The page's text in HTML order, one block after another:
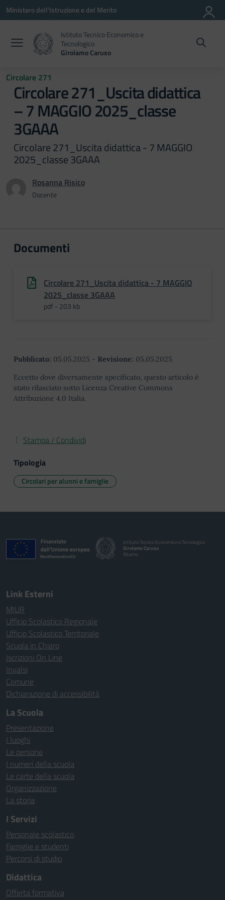
Vai ai contenuti
Vai al menu di navigazione
Vai al footer
Ministero dell'Istruzione e del Merito
Istituto Tecnico Economico e
Tecnologico
Girolamo Caruso
Circolare 271
Circolare 271_Uscita didattica
– 7 MAGGIO 2025_classe
3GAAA
Circolare 271_Uscita didattica - 7 MAGGIO
2025_classe 3GAAA
Rosanna Risico
Docente
Documenti
Circolare 271_Uscita didattica - 7 MAGGIO
2025_classe 3GAAA
pdf - 203 kb
Pubblicato: 05.05.2025 - Revisione: 05.05.2025
Eccetto dove diversamente specificato, questo articolo è
stato rilasciato sotto Licenza Creative Commons
Attribuzione 4.0 Italia.
Stampa / Condividi
Tipologia
Circolari per alunni e famiglie
Istituto Tecnico Economico e Tecnologico
Girolamo Caruso
Alcamo
Link Esterni
MIUR
Ufficio Scolastico Regionale
Ufficio Scolastico Territoriale
Scuola in Chiaro
Iscrizioni On Line
Invalsi
Comune
Dichiarazione di accessibilità
La Scuola
Presentazione
I luoghi
Le persone
I numeri della scuola
Le carte della scuola
Organizzazione
La storia
I Servizi
Personale scolastico
Famiglie e studenti
Percorsi di studio
Didattica
Offerta formativa